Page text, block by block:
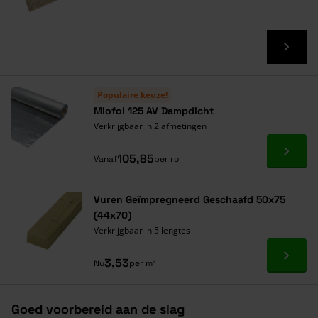
Populaire keuze!
Miofol 125 AV Dampdicht
Verkrijgbaar in 2 afmetingen
Vanaf105,85per rol Ga
Vuren Geïmpregneerd Geschaafd 50x75
(44x70)
Verkrijgbaar in 5 lengtes
Nu3,53per m¹ Ga
Goed voorbereid aan de slag